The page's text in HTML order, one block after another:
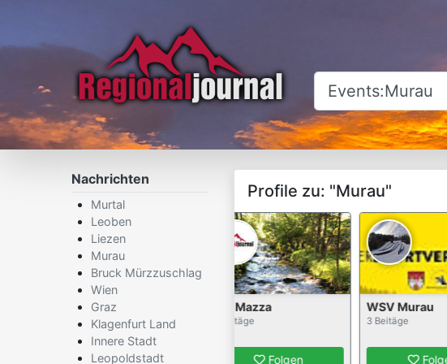
Nachrichten
Murtal
Leoben
Liezen
Murau
Bruck Mürzzuschlag
Wien
Graz
Klagenfurt Land
Innere Stadt
Leopoldstadt
Profile zu: "Murau"
Meisterinstallateur
3 Beitäge
Folgen
Eva Mazza
0 Beitäge
Folgen
WSV Murau
3 Beitäge
Folgen